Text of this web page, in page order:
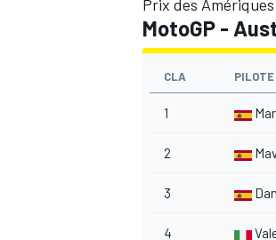
Prix des
MotoGP -
CLA PILOTE
1
2
3
4